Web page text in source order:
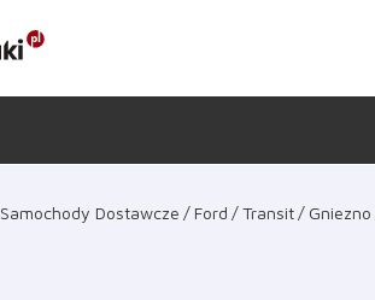
Samochody Dostawcze Ford Transit Gniezno